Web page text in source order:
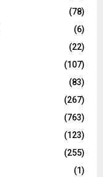
(78)
(6)
(22)
(107)
(83)
(267)
(763)
(123)
(255)
(1)